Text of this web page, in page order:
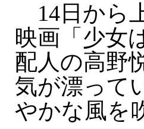
14日から
映画「少女
配人の高野
気が漂って
やかな風を